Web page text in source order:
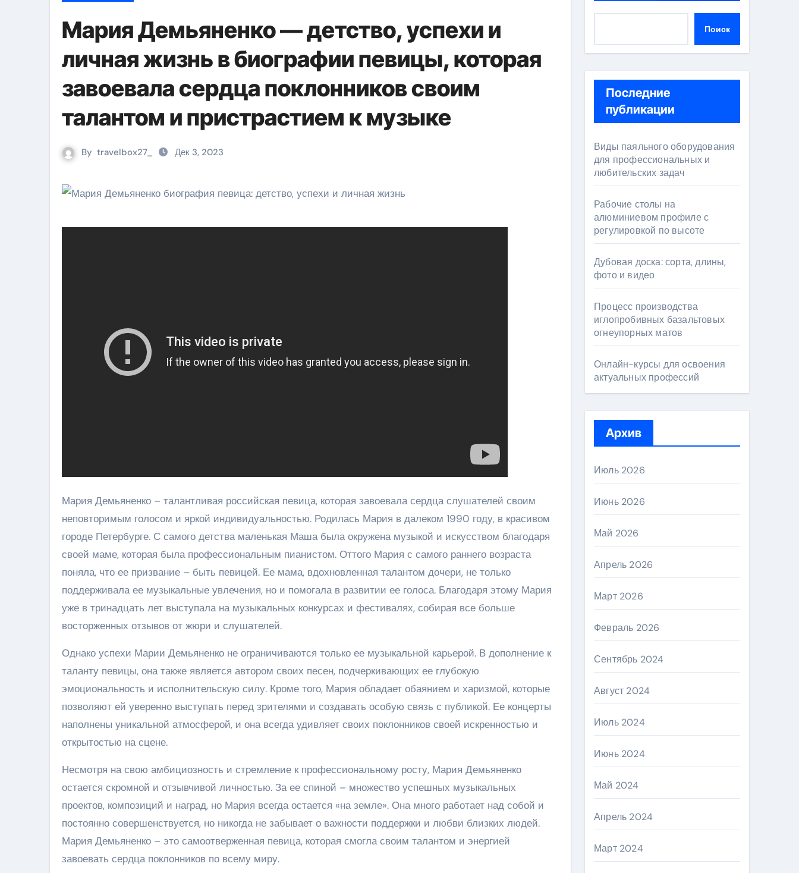
Мария Демьяненко — детство, успехи и
личная жизнь в биографии певицы, которая
завоевала сердца поклонников своим
талантом и пристрастием к музыке
By travelbox27_ Дек 3, 2023
Мария Демьяненко – талантливая российская певица, которая завоевала сердца слушателей своим
неповторимым голосом и яркой индивидуальностью. Родилась Мария в далеком 1990 году, в красивом
городе Петербурге. С самого детства маленькая Маша была окружена музыкой и искусством благодаря
своей маме, которая была профессиональным пианистом. Оттого Мария с самого раннего возраста
поняла, что ее призвание – быть певицей. Ее мама, вдохновленная талантом дочери, не только
поддерживала ее музыкальные увлечения, но и помогала в развитии ее голоса. Благодаря этому Мария
уже в тринадцать лет выступала на музыкальных конкурсах и фестивалях, собирая все больше
восторженных отзывов от жюри и слушателей.
Однако успехи Марии Демьяненко не ограничиваются только ее музыкальной карьерой. В дополнение к
таланту певицы, она также является автором своих песен, подчеркивающих ее глубокую
эмоциональность и исполнительскую силу. Кроме того, Мария обладает обаянием и харизмой, которые
позволяют ей уверенно выступать перед зрителями и создавать особую связь с публикой. Ее концерты
наполнены уникальной атмосферой, и она всегда удивляет своих поклонников своей искренностью и
открытостью на сцене.
Несмотря на свою амбициозность и стремление к профессиональному росту, Мария Демьяненко
остается скромной и отзывчивой личностью. За ее спиной – множество успешных музыкальных
проектов, композиций и наград, но Мария всегда остается «на земле». Она много работает над собой и
постоянно совершенствуется, но никогда не забывает о важности поддержки и любви близких людей.
Мария Демьяненко – это самоотверженная певица, которая смогла своим талантом и энергией
завоевать сердца поклонников по всему миру.
Поиск
Последние
публикации
Виды паяльного оборудования
для профессиональных и
любительских задач
Рабочие столы на
алюминиевом профиле с
регулировкой по высоте
Дубовая доска: сорта, длины,
фото и видео
Процесс производства
иглопробивных базальтовых
огнеупорных матов
Онлайн-курсы для освоения
актуальных профессий
Архив
Июль 2026
Июнь 2026
Май 2026
Апрель 2026
Март 2026
Февраль 2026
Сентябрь 2024
Август 2024
Июль 2024
Июнь 2024
Май 2024
Апрель 2024
Март 2024